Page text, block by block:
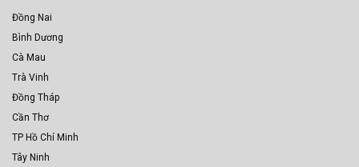
Đồng Nai
Bình Dương
Cà Mau
Trà Vinh
Đồng Tháp
Cần Thơ
TP Hồ Chí Minh
Tây Ninh